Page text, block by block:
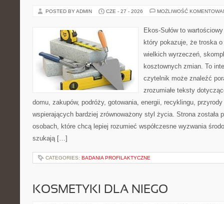
POSTED BY ADMIN CZE - 27 - 2026 MOŻLIWOŚĆ
Ekos-Sułów to
który pokazuje, że troska
wielkich wyrzeczeń,
kosztownych zmian. To
czytelnik może znaleźć
zrozumiałe teksty
domu, zakupów, podróży, gotowania, energii, recyklingu,
wspierających bardziej zrównoważony styl życia. Strona została
osobach, które chcą lepiej rozumieć współczesne wyzwania
szukają […]
CATEGORIES: BADANIA PROFILAKTYCZNE
KOSMETYKI DLA NIEGO